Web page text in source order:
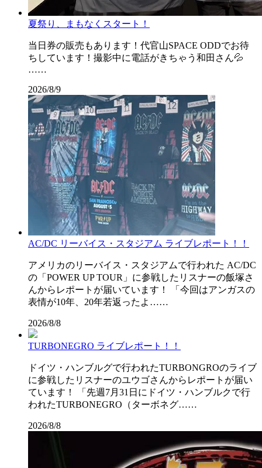
夏祭り、まもなくスタート！
当日券の販売もあります！代官山SPACE ODDでお待
ちしています！撮影中に電話がきちゃう和田さん💦
……
2026/8/9
AC/DC リーバイス・スタジアム ライブレポート！！
アメリカのリーバイス・スタジアムで行われた AC/DC
の「POWER UP TOUR」に参戦したリスナーの飯塚さ
んからレポートが届いています！ 「今回はアンガスの
表情が10年、20年若返ったよ……
2026/8/8
TURBONEGRO ライブレポート！！
ドイツ・ハンブルグで行われたTURBONGROのライブ
に参戦したリスナーのユウゴさんからレポートが届い
ています！ 「先週7月31日にドイツ・ハンブルクで行
われたTURBONEGRO（ターボネグ……
2026/8/8